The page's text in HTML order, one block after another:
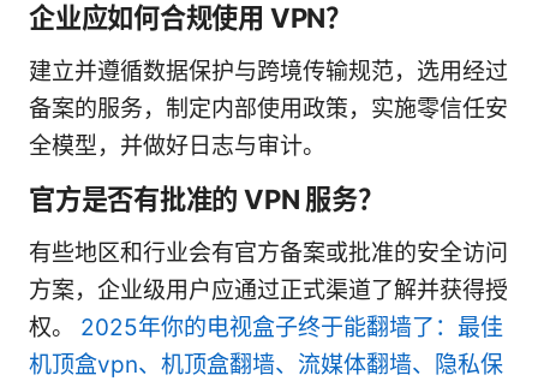
企业应如何合规使用 VPN？
建立并遵循数据保护与跨境传输规范，选用经过
备案的服务，制定内部使用政策，实施零信任安
全模型，并做好日志与审计。
官方是否有批准的 VPN 服务？
有些地区和行业会有官方备案或批准的安全访问
方案，企业级用户应通过正式渠道了解并获得授
权。 2025年你的电视盒子终于能翻墙了：最佳
机顶盒vpn、机顶盒翻墙、流媒体翻墙、隐私保